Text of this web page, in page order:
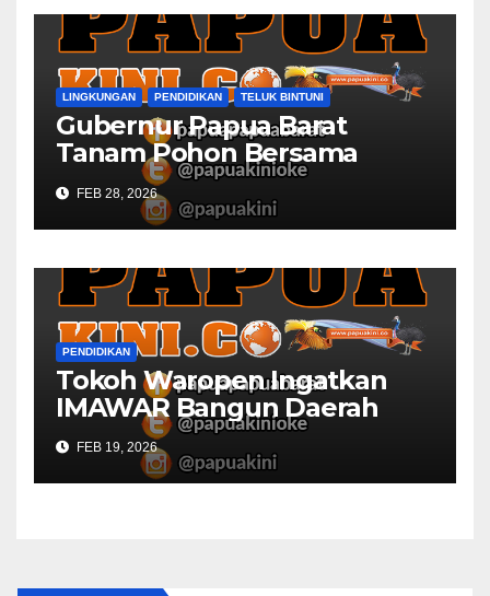
LINGKUNGAN PENDIDIKAN TELUK BINTUNI
Gubernur Papua Barat
Tanam Pohon Bersama
Civitas Academica
Universitas Muhammadiyah
FEB 28, 2026
PENDIDIKAN
Tokoh Waropen Ingatkan
IMAWAR Bangun Daerah
FEB 19, 2026